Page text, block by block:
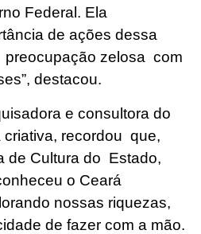
Federal. Ela
de ações dessa
preocupação zelosa com
destacou.
e consultora do
recordou que,
de Cultura do Estado,
o Ceará
nossas riquezas,
de fazer com a mão.